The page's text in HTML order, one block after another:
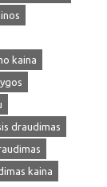
kaina
draudimas
kaina